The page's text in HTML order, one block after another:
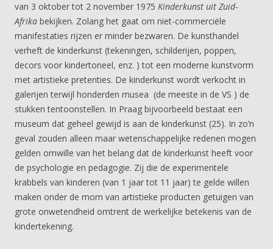
van 3 oktober tot 2 november 1975 Kinderkunst uit Zuid-
Afrika bekijken. Zolang het gaat om niet-commerciële
manifestaties rijzen er minder bezwaren. De kunsthandel
verheft de kinderkunst (tekeningen, schilderijen, poppen,
decors voor kindertoneel, enz. ) tot een moderne kunstvorm
met artistieke pretenties. De kinderkunst wordt verkocht in
galerijen terwijl honderden musea (de meeste in de VS ) de
stukken tentoonstellen. In Praag bijvoorbeeld bestaat een
museum dat geheel gewijd is aan de kinderkunst (25). In zo’n
geval zouden alleen maar wetenschappelijke redenen mogen
gelden omwille van het belang dat de kinderkunst heeft voor
de psychologie en pedagogie. Zij die de experimentele
krabbels van kinderen (van 1 jaar tot 11 jaar) te gelde willen
maken onder de mom van artistieke producten getuigen van
grote onwetendheid omtrent de werkelijke betekenis van de
kindertekening.